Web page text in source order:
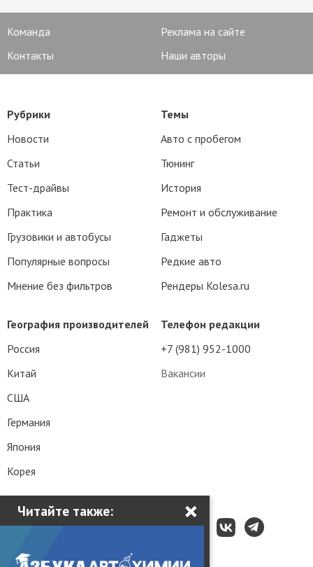
Читайте также: ×
Команда
Реклама на сайте
Контакты
Наши авторы
Телефон редакции
+7 (981) 952-1000
Вакансии
Рубрики
Новости
Статьи
Тест-драйвы
Практика
Грузовики и автобусы
Популярные вопросы
Мнение без фильтров
Темы
Авто с пробегом
Тюнинг
История
Ремонт и обслуживание
Гаджеты
Редкие авто
Рендеры Kolesa.ru
География производителей
Россия
Китай
США
Германия
Япония
Корея